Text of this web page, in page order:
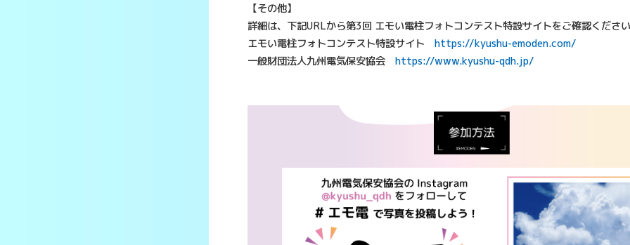
【その他】
詳細は、下記URLから第3回 エモい電柱フォトコンテスト特設サイトをご確認くださ
エモい電柱フォトコンテスト特設サイト https://kyushu-emoden.com/
一般財団法人九州電気保安協会 https://www.kyushu-qdh.jp/